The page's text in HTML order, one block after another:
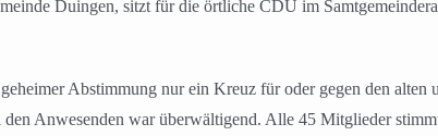
Duingen, sitzt für die örtliche CDU im
Abstimmung nur ein Kreuz für oder gegen den
Anwesenden war überwältigend. Alle 45 Mitglieder